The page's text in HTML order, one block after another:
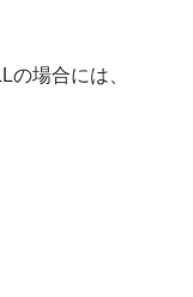
場合には、